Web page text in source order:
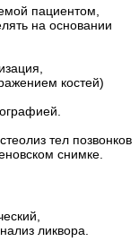
пациентом,
на основании
костей)
тел позвонков
снимке.
ликвора.